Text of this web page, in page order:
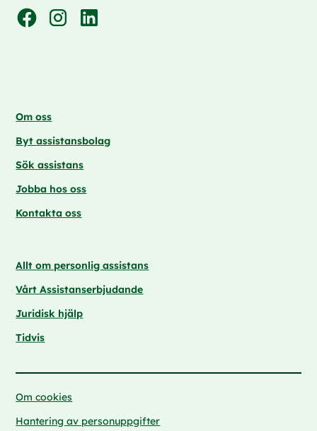
Om oss
Byt assistansbolag
Sök assistans
Jobba hos oss
Kontakta oss
Allt om personlig assistans
Vårt Assistanserbjudande
Juridisk hjälp
Tidvis
Om cookies
Hantering av personuppgifter